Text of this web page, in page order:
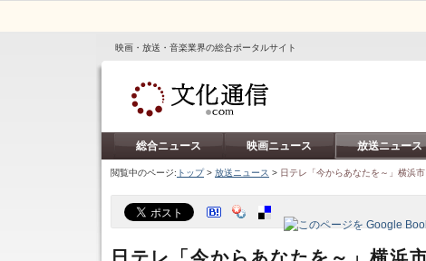
映画・放送・音楽業界の総合ポータルサイト
総合ニュース 映画ニュース 放送ニュース
閲覧中のページ: トップ> 放送ニュース > 日テレ「今からあなたを～」横浜